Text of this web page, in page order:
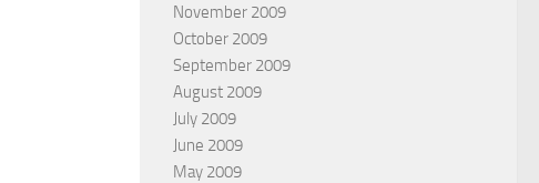
November 2009
October 2009
September 2009
August 2009
July 2009
June 2009
May 2009